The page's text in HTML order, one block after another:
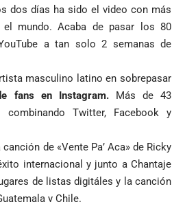
dos días ha sido el video con más
el mundo. Acaba de pasar los 80
a tan solo 2 semanas de
masculino latino en sobrepasar
fans en Instagram.Más de 43
Twitter, Facebook y
de «Vente Pa’ Aca» de Ricky
internacional y junto a Chantaje
de listas digitáles y la canción
y Chile.